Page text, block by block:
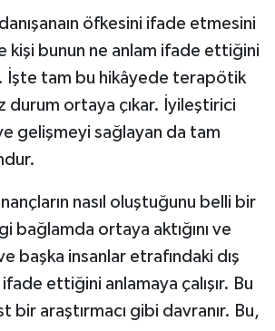
öfkesini ifade etmesini
kişi bunun ne anlam ifade ettiğini
İşte tam bu hikâyede terapötik
ortaya çıkar. İyileştirici
gelişmeyi sağlayan da tam
nasıl oluştuğunu belli bir
bağlamda ortaya aktığını ve
başka insanlar etrafındaki dış
ettiğini anlamaya çalışır. Bu
bir araştırmacı gibi davranır. Bu,